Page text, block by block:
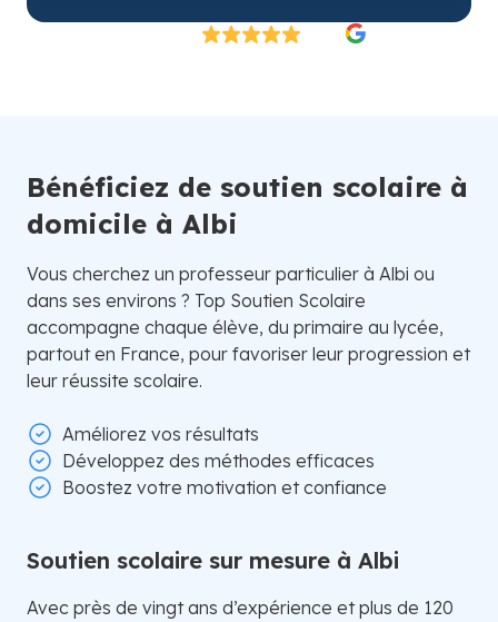
Bénéficiez de soutien scolaire à
domicile à Albi
Vous cherchez un professeur particulier à Albi ou
dans ses environs ? Top Soutien Scolaire
accompagne chaque élève, du primaire au lycée,
partout en France, pour favoriser leur progression et
leur réussite scolaire.
Améliorez vos résultats
Développez des méthodes efficaces
Boostez votre motivation et confiance
Soutien scolaire sur mesure à Albi
Avec près de vingt ans d’expérience et plus de 120